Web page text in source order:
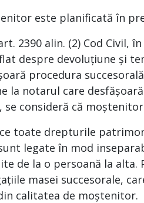
este planificată în
alin. (2) Cod Civil,
despre devoluțiune și
procedura
la notarul care
consideră că
drepturile
legate în mod
de la o persoană la alta.
masei succesorale,
calitatea de moștenitor.